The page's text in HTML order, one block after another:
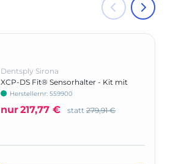
Dentsply Sirona
XCP-DS Fit® Sensorhalter - Kit mit
XCP-ORA
Herstellernr: 559900
nur217,77 € statt 279,91 €